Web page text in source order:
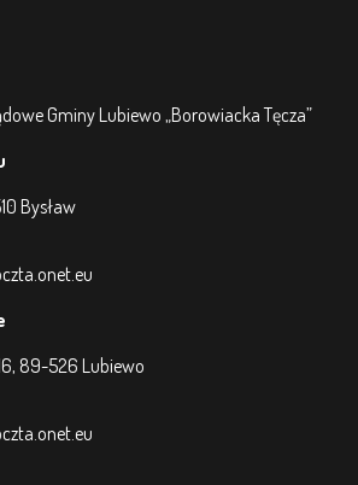
Gminy Lubiewo „Borowiacka Tęcza”
Bysław
89-526 Lubiewo